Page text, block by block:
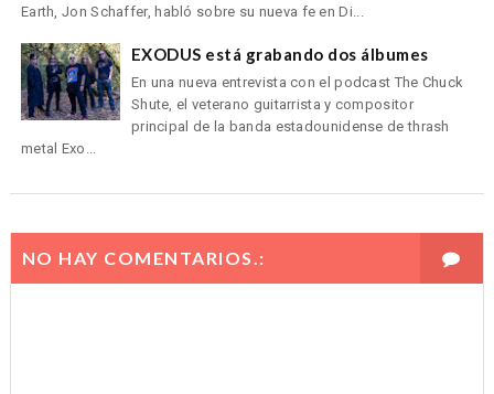
Earth, Jon Schaffer, habló sobre su nueva fe en Di...
EXODUS está grabando dos álbumes
En una nueva entrevista con el podcast The Chuck
Shute, el veterano guitarrista y compositor
principal de la banda estadounidense de thrash
metal Exo...
NO HAY COMENTARIOS.: